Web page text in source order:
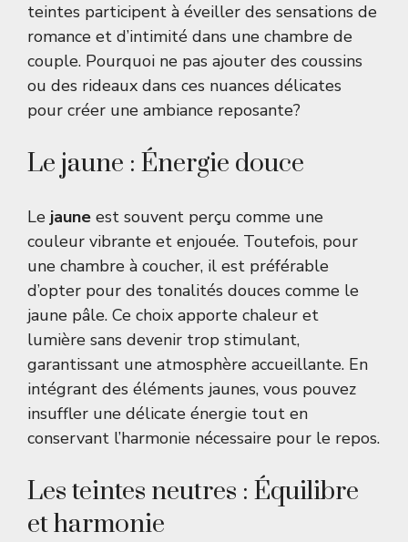
teintes participent à éveiller des sensations de
romance et d’intimité dans une chambre de
couple. Pourquoi ne pas ajouter des coussins
ou des rideaux dans ces nuances délicates
pour créer une ambiance reposante?
Le jaune : Énergie douce
Le jaune est souvent perçu comme une
couleur vibrante et enjouée. Toutefois, pour
une chambre à coucher, il est préférable
d’opter pour des tonalités douces comme le
jaune pâle. Ce choix apporte chaleur et
lumière sans devenir trop stimulant,
garantissant une atmosphère accueillante. En
intégrant des éléments jaunes, vous pouvez
insuffler une délicate énergie tout en
conservant l’harmonie nécessaire pour le repos.
Les teintes neutres : Équilibre
et harmonie